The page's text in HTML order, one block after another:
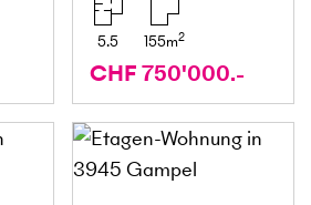
5.5 155m2
CHF 750'000.-